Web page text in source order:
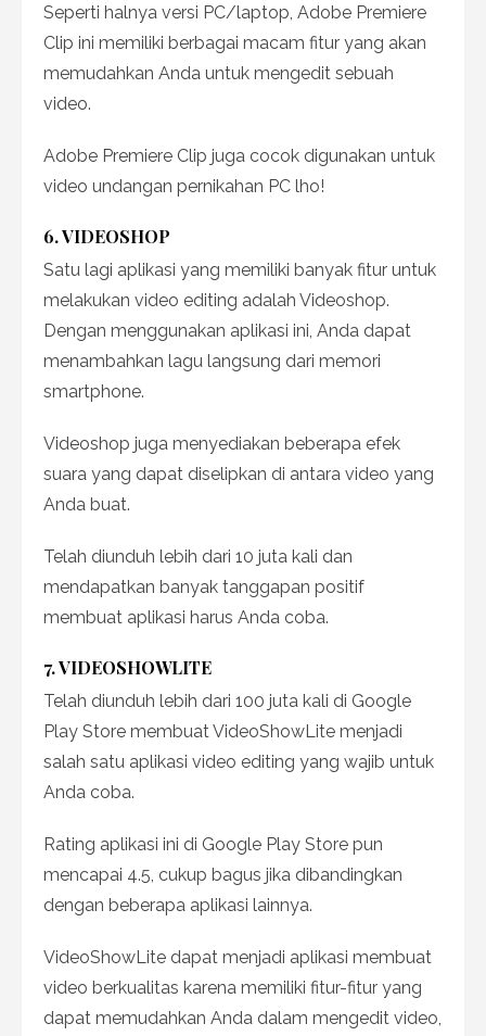
Seperti halnya versi PC/laptop, Adobe Premiere
Clip ini memiliki berbagai macam fitur yang akan
memudahkan Anda untuk mengedit sebuah
video.
Adobe Premiere Clip juga cocok digunakan untuk
video undangan pernikahan PC lho!
6. VIDEOSHOP
Satu lagi aplikasi yang memiliki banyak fitur untuk
melakukan video editing adalah Videoshop.
Dengan menggunakan aplikasi ini, Anda dapat
menambahkan lagu langsung dari memori
smartphone.
Videoshop juga menyediakan beberapa efek
suara yang dapat diselipkan di antara video yang
Anda buat.
Telah diunduh lebih dari 10 juta kali dan
mendapatkan banyak tanggapan positif
membuat aplikasi harus Anda coba.
7. VIDEOSHOWLITE
Telah diunduh lebih dari 100 juta kali di Google
Play Store membuat VideoShowLite menjadi
salah satu aplikasi video editing yang wajib untuk
Anda coba.
Rating aplikasi ini di Google Play Store pun
mencapai 4.5, cukup bagus jika dibandingkan
dengan beberapa aplikasi lainnya.
VideoShowLite dapat menjadi aplikasi membuat
video berkualitas karena memiliki fitur-fitur yang
dapat memudahkan Anda dalam mengedit video,